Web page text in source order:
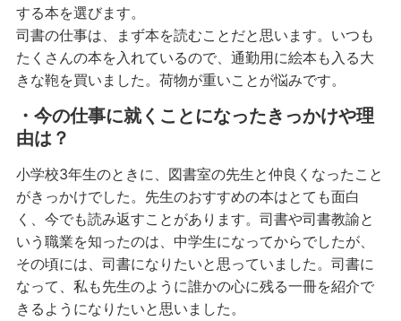
する本を選びます。
司書の仕事は、まず本を読むことだと思います。いつも
たくさんの本を入れているので、通勤用に絵本も入る大
きな鞄を買いました。荷物が重いことが悩みです。
・今の仕事に就くことになったきっかけや理
由は？
小学校3年生のときに、図書室の先生と仲良くなったこと
がきっかけでした。先生のおすすめの本はとても面白
く、今でも読み返すことがあります。司書や司書教諭と
いう職業を知ったのは、中学生になってからでしたが、
その頃には、司書になりたいと思っていました。司書に
なって、私も先生のように誰かの心に残る一冊を紹介で
きるようになりたいと思いました。